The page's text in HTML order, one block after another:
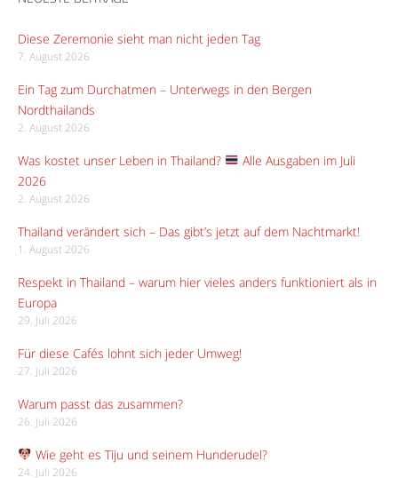
Diese Zeremonie sieht man nicht jeden Tag
7. August 2026
Ein Tag zum Durchatmen – Unterwegs in den Bergen
Nordthailands
2. August 2026
Was kostet unser Leben in Thailand?
Alle Ausgaben im Juli
2026
2. August 2026
Thailand verändert sich – Das gibt’s jetzt auf dem Nachtmarkt!
1. August 2026
Respekt in Thailand – warum hier vieles anders funktioniert als in
Europa
29. Juli 2026
Für diese Cafés lohnt sich jeder Umweg!
27. Juli 2026
Warum passt das zusammen?
26. Juli 2026
Wie geht es Tiju und seinem Hunderudel?
24. Juli 2026